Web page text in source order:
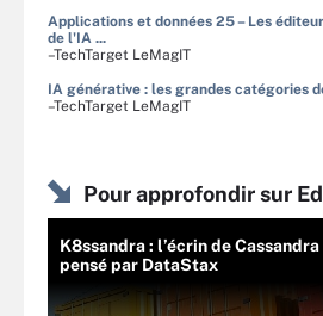
Applications et données 25 – Les
de l'IA ...
–TechTarget LeMagIT
IA générative : les grandes catégories
–TechTarget LeMagIT
Pour approfondir sur
K8ssandra : l’écrin de
pensé par DataStax